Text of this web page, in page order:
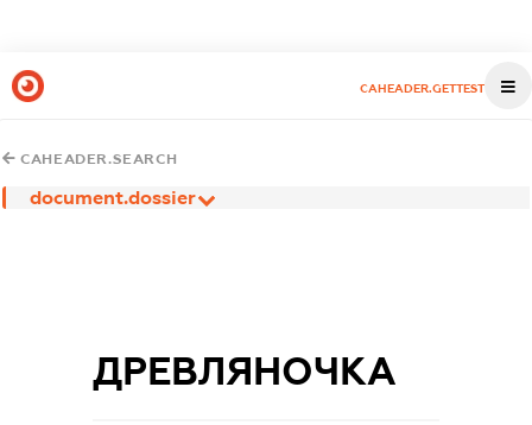
CAHEADER.GETTEST
CAHEADER.SEARCH
document.dossier
ДРЕВЛЯНОЧКА